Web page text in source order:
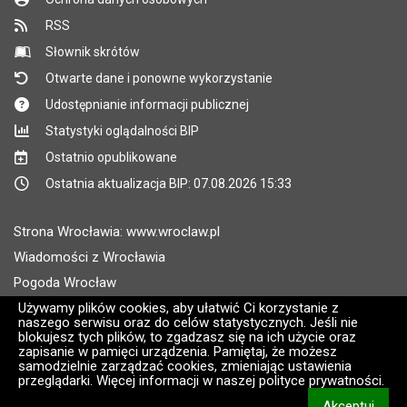
Używamy plików cookies, aby ułatwić Ci korzystanie z
naszego serwisu oraz do celów statystycznych. Jeśli nie
blokujesz tych plików, to zgadzasz się na ich użycie oraz
zapisanie w pamięci urządzenia. Pamiętaj, że możesz
samodzielnie zarządzać cookies, zmieniając ustawienia
przeglądarki. Więcej informacji w naszej polityce prywatności.
RSS
Słownik skrótów
Otwarte dane i ponowne wykorzystanie
Udostępnianie informacji publicznej
Statystyki oglądalności BIP
Ostatnio opublikowane
Ostatnia aktualizacja BIP: 07.08.2026 15:33
Strona Wrocławia: www.wroclaw.pl
Wiadomości z Wrocławia
Pogoda Wrocław
Rozkłady jazdy MPK Wrocław
Administratorem wroclaw.pl jest: ARAW
Wersja systemu: 2.8.30.09